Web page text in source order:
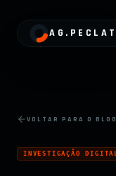
AG.PECLAT
VOLTAR PARA O BLOG
INVESTIGAÇÃO DIGITAL